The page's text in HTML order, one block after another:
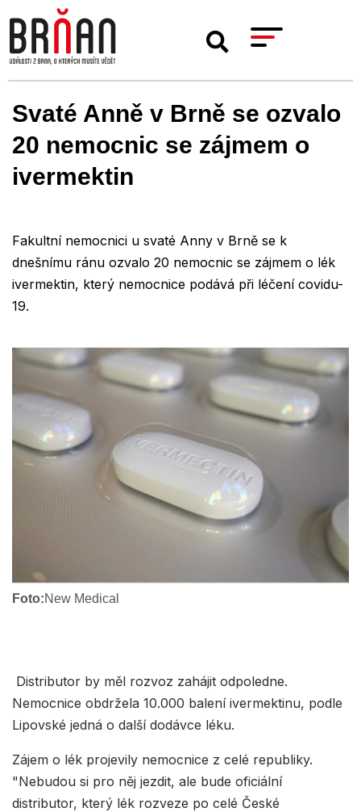
Svaté Anně v Brně se ozvalo
20 nemocnic se zájmem o
ivermektin
Fakultní nemocnici u svaté Anny v Brně se k
dnešnímu ránu ozvalo 20 nemocnic se zájmem o lék
ivermektin, který nemocnice podává při léčení covidu-
19.
Foto:New Medical
Distributor by měl rozvoz zahájit odpoledne.
Nemocnice obdržela 10.000 balení ivermektinu, podle
Lipovské jedná o další dodávce léku.
Zájem o lék projevily nemocnice z celé republiky.
"Nebudou si pro něj jezdit, ale bude oficiální
distributor, který lék rozveze po celé České